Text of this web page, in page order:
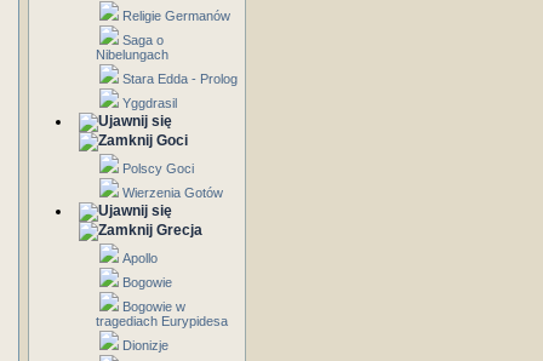
Religie Germanów
Saga o
Nibelungach
Stara Edda - Prolog
Yggdrasil
Goci
Polscy Goci
Wierzenia Gotów
Grecja
Apollo
Bogowie
Bogowie w
tragediach Eurypidesa
Dionizje